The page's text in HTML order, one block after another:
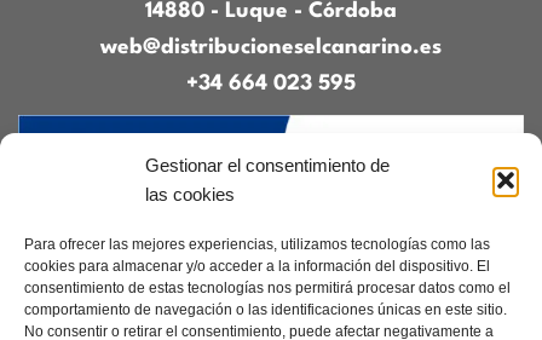
Gestionar el consentimiento de
las cookies
Para ofrecer las mejores experiencias, utilizamos tecnologías como las
cookies para almacenar y/o acceder a la información del dispositivo. El
consentimiento de estas tecnologías nos permitirá procesar datos como el
comportamiento de navegación o las identificaciones únicas en este sitio.
No consentir o retirar el consentimiento, puede afectar negativamente a
14880 - Luque - Córdoba
web@distribucioneselcanarino.es
+34 664 023 595
Contacto|Incidencias|Devoluciones|
Condiciones generales